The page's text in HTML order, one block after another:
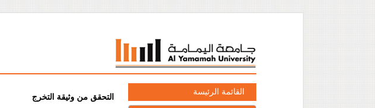
القائمة الرئيسة
التحقق من وثيقة التخرج